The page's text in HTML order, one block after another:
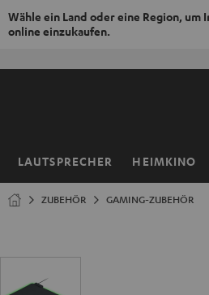
Wähle ein Land oder eine Region,
online einzukaufen.
LAUTSPRECHER HEIMKINO
Startseite
ZUBEHÖR GAMING-ZUBEHÖR